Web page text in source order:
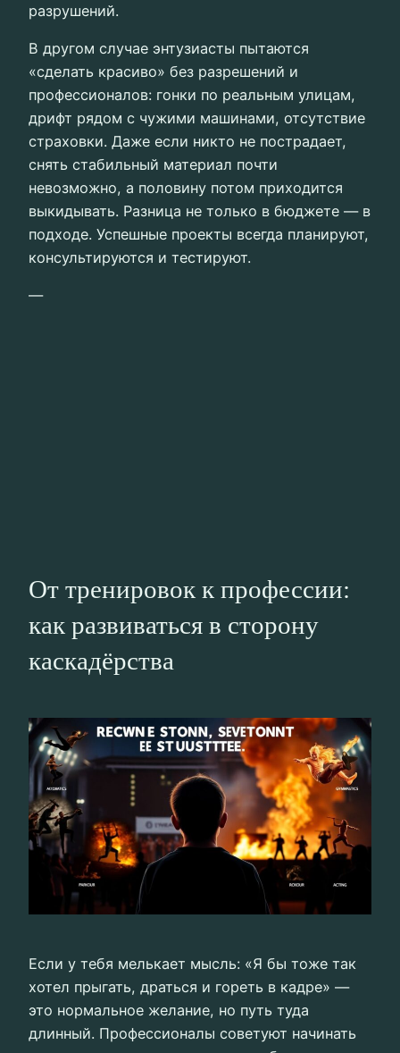
разрушений.
В другом случае энтузиасты пытаются
«сделать красиво» без разрешений и
профессионалов: гонки по реальным улицам,
дрифт рядом с чужими машинами, отсутствие
страховки. Даже если никто не пострадает,
снять стабильный материал почти
невозможно, а половину потом приходится
выкидывать. Разница не только в бюджете — в
подходе. Успешные проекты всегда планируют,
консультируются и тестируют.
—
От тренировок к профессии:
как развиваться в сторону
каскадёрства
Если у тебя мелькает мысль: «Я бы тоже так
хотел прыгать, драться и гореть в кадре» —
это нормальное желание, но путь туда
длинный. Профессионалы советуют начинать